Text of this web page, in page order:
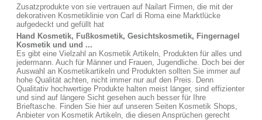
Zusatzprodukte von sie vertrauen auf Nailart Firmen, die mit der
dekorativen Kosmetiklinie von Carl di Roma eine Marktlücke
aufgedeckt und gefüllt hat
Hand Kosmetik, Fußkosmetik, Gesichtskosmetik, Fingernagel
Kosmetik und und ...
Es gibt eine Vielzahl an Kosmetik Artikeln, Produkten für alles und
jedermann. Auch für Männer und Frauen, Jugendliche. Doch bei der
Auswahl an Kosmetikartikeln und Produkten sollten Sie immer auf
hohe Qualität achten, nicht immer nur auf den Preis. Denn
Qualitativ hochwertige Produkte halten meist länger, sind effizienter
und sind auf längere Sicht gesehen auch besser für Ihre
Brieftasche. Finden Sie hier auf unseren Seiten Kosmetik Shops,
Anbieter von Kosmetik Artikeln, die diesen Ansprüchen gerecht